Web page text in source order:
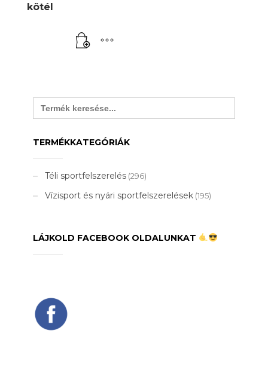
kötél
Search
for:
TERMÉKKATEGÓRIÁK
Téli sportfelszerelés (296)
Vízisport és nyári sportfelszerelések (195)
LÁJKOLD FACEBOOK OLDALUNKAT